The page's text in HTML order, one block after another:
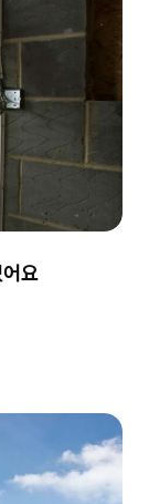
요